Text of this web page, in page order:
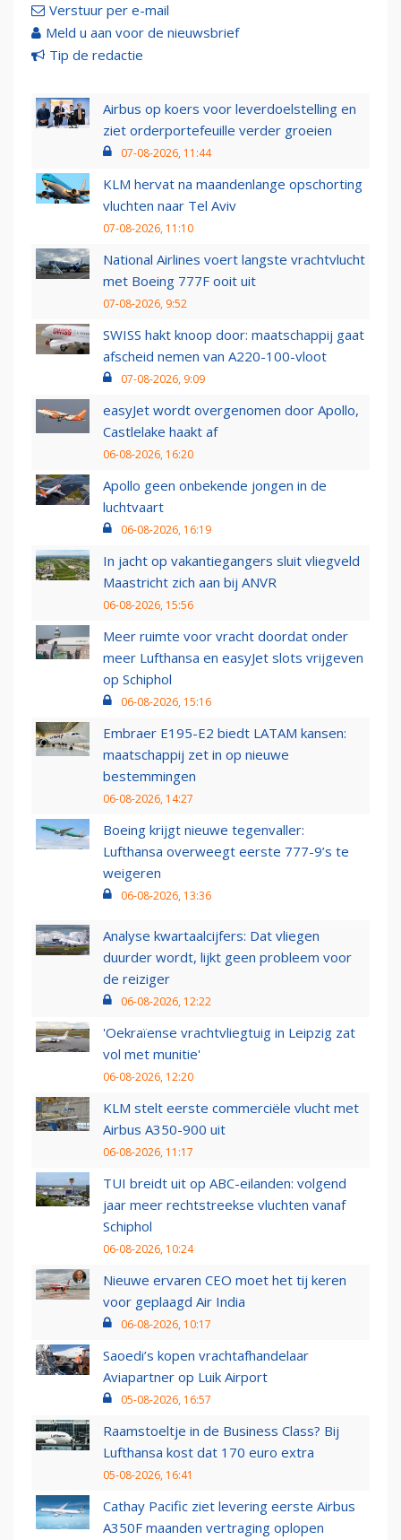
Verstuur per e-mail
Meld u aan voor de nieuwsbrief
Tip de redactie
Airbus op koers voor leverdoelstelling en
ziet orderportefeuille verder groeien
07-08-2026, 11:44
KLM hervat na maandenlange opschorting
vluchten naar Tel Aviv
07-08-2026, 11:10
National Airlines voert langste vrachtvlucht
met Boeing 777F ooit uit
07-08-2026, 9:52
SWISS hakt knoop door: maatschappij gaat
afscheid nemen van A220-100-vloot
07-08-2026, 9:09
easyJet wordt overgenomen door Apollo,
Castlelake haakt af
06-08-2026, 16:20
Apollo geen onbekende jongen in de
luchtvaart
06-08-2026, 16:19
In jacht op vakantiegangers sluit vliegveld
Maastricht zich aan bij ANVR
06-08-2026, 15:56
Meer ruimte voor vracht doordat onder
meer Lufthansa en easyJet slots vrijgeven
op Schiphol
06-08-2026, 15:16
Embraer E195-E2 biedt LATAM kansen:
maatschappij zet in op nieuwe
bestemmingen
06-08-2026, 14:27
Boeing krijgt nieuwe tegenvaller:
Lufthansa overweegt eerste 777-9’s te
weigeren
06-08-2026, 13:36
Analyse kwartaalcijfers: Dat vliegen
duurder wordt, lijkt geen probleem voor
de reiziger
06-08-2026, 12:22
'Oekraïense vrachtvliegtuig in Leipzig zat
vol met munitie'
06-08-2026, 12:20
KLM stelt eerste commerciële vlucht met
Airbus A350-900 uit
06-08-2026, 11:17
TUI breidt uit op ABC-eilanden: volgend
jaar meer rechtstreekse vluchten vanaf
Schiphol
06-08-2026, 10:24
Nieuwe ervaren CEO moet het tij keren
voor geplaagd Air India
06-08-2026, 10:17
Saoedi’s kopen vrachtafhandelaar
Aviapartner op Luik Airport
05-08-2026, 16:57
Raamstoeltje in de Business Class? Bij
Lufthansa kost dat 170 euro extra
05-08-2026, 16:41
Cathay Pacific ziet levering eerste Airbus
A350F maanden vertraging oplopen